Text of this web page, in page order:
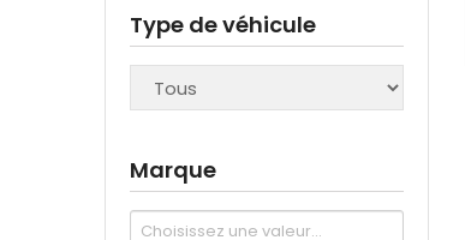
Type de véhicule
Marque